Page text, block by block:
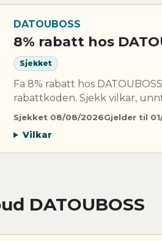
DATOUBOSS
8% rabatt hos
Sjekket
Fa 8% rabatt hos
rabattkoden. Sjekk vilkar,
Sjekket 08/08/2026Gjelder til
Vilkar
DATOUBOSS